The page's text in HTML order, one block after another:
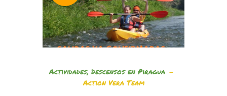
Actividades, Descensos en Piragua
Action Vera Team